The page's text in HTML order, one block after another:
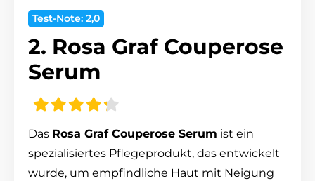
Test-Note: 2,0
2. Rosa Graf Couperose
Serum
Das Rosa Graf Couperose Serum ist ein
spezialisiertes Pflegeprodukt, das entwickelt
wurde, um empfindliche Haut mit Neigung